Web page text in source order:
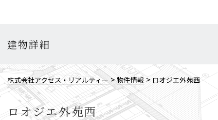
建物詳細
株式会社アクセス・リアルティー>物件情報 > ロオジエ外苑西
ロオジエ外苑西